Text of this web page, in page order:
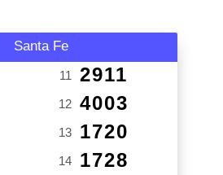
Santa Fe
11 2911
12 4003
13 1720
14 1728